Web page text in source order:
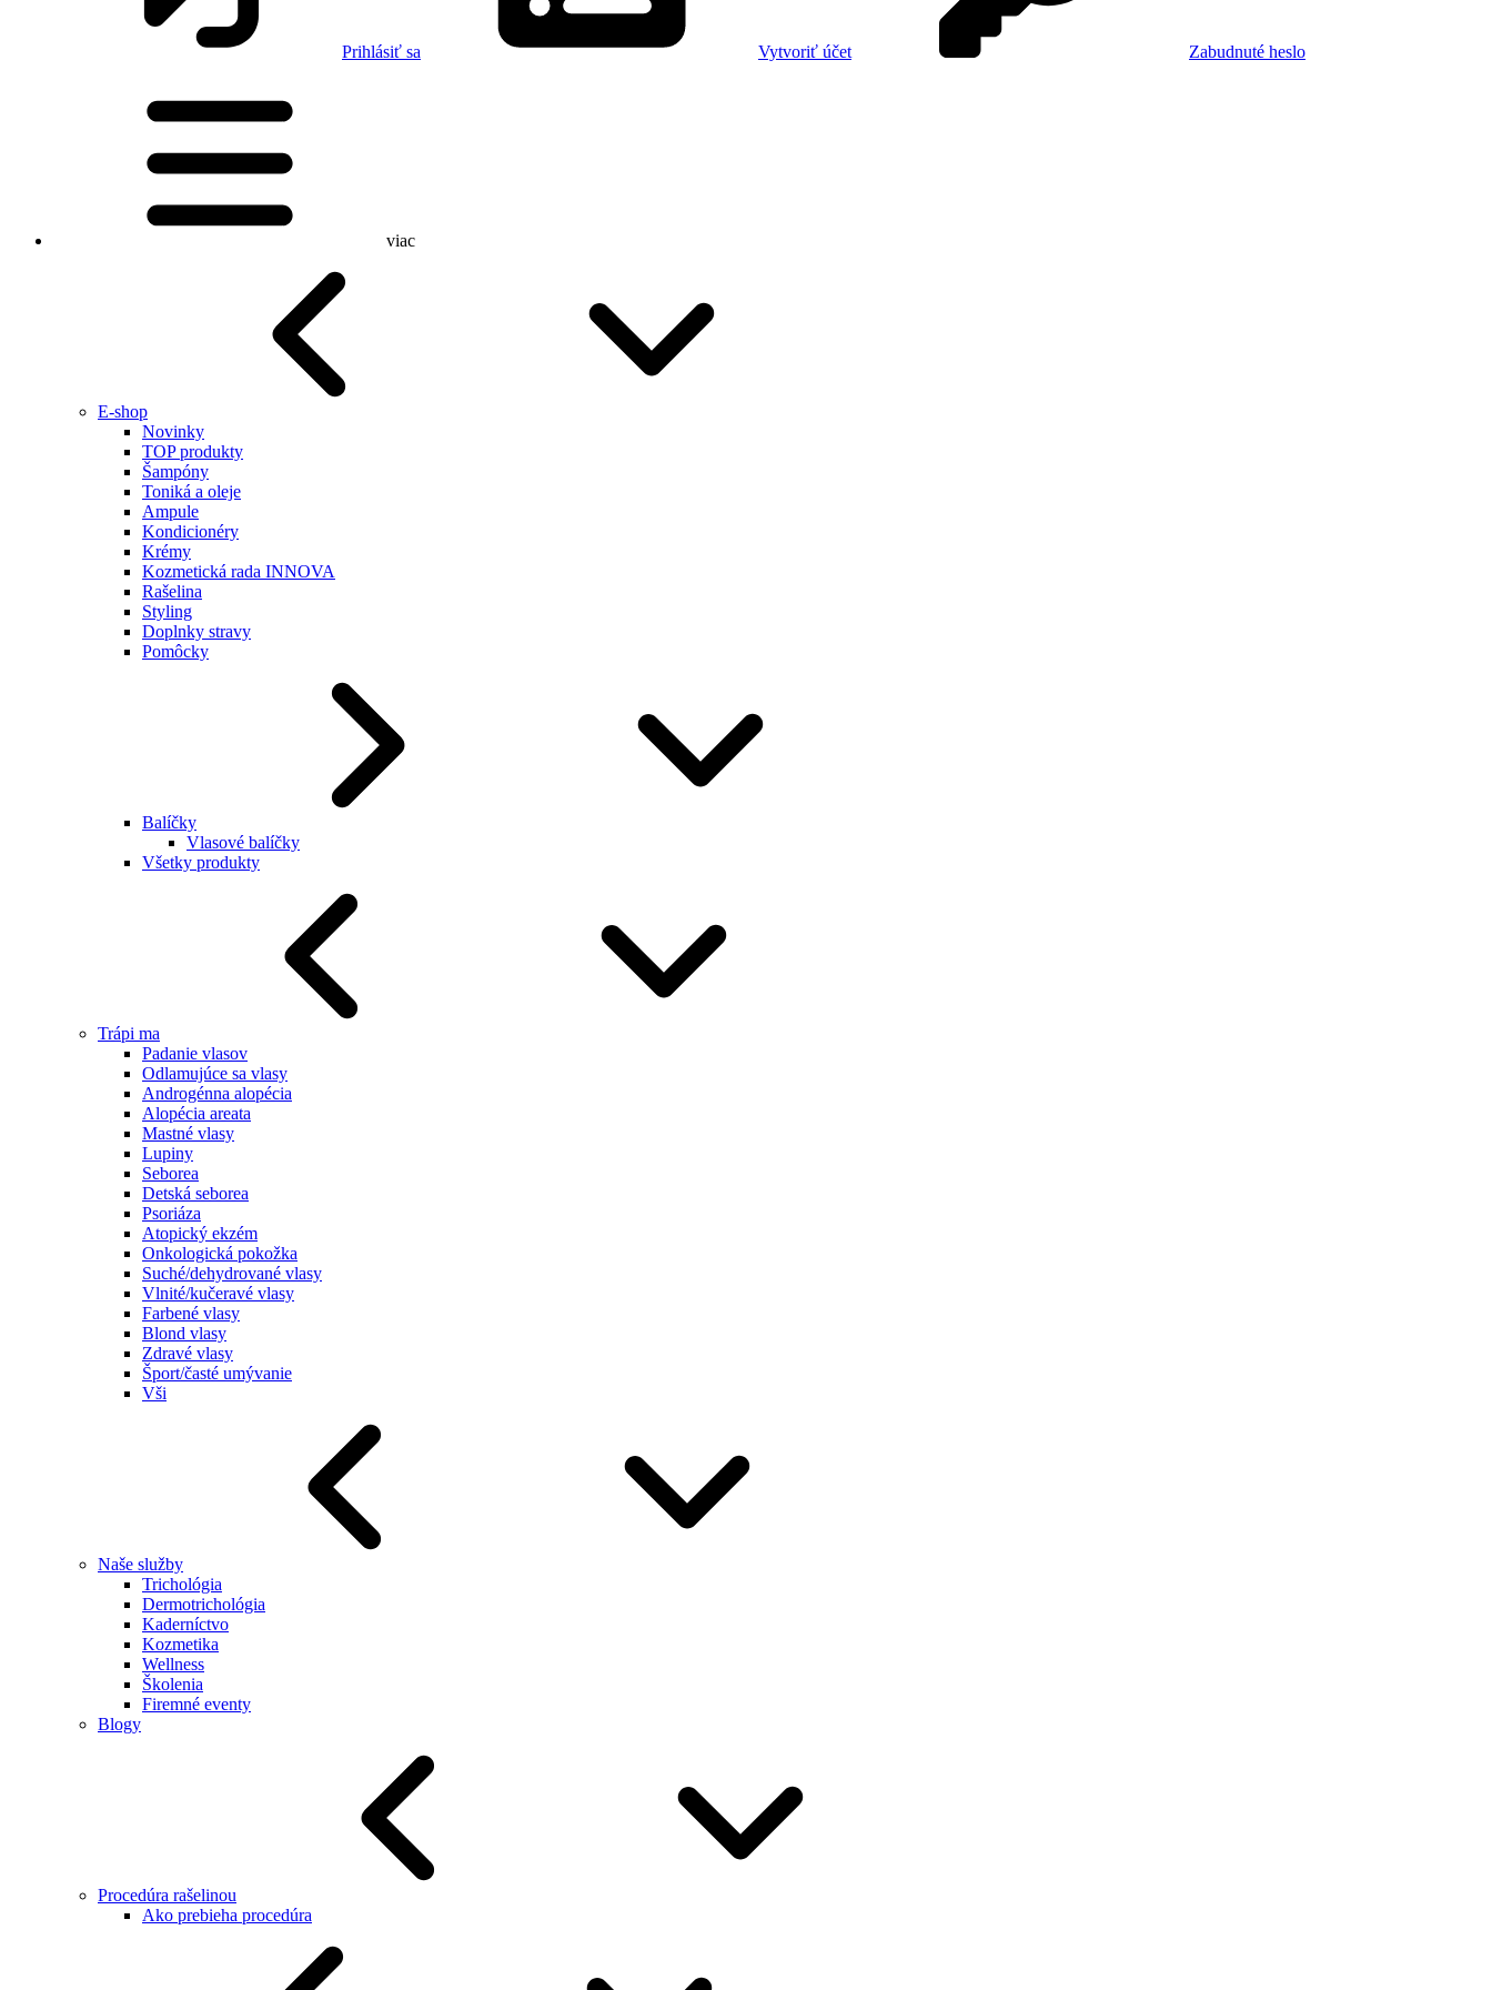
Prihlásiť sa Vytvoriť účet Zabudnuté heslo
viac
E-shop
Novinky
TOP produkty
Šampóny
Toniká a oleje
Ampule
Kondicionéry
Krémy
Kozmetická rada INNOVA
Rašelina
Styling
Doplnky stravy
Pomôcky
Balíčky
Vlasové balíčky
Všetky produkty
Trápi ma
Padanie vlasov
Odlamujúce sa vlasy
Androgénna alopécia
Alopécia areata
Mastné vlasy
Lupiny
Seborea
Detská seborea
Psoriáza
Atopický ekzém
Onkologická pokožka
Suché/dehydrované vlasy
Vlnité/kučeravé vlasy
Farbené vlasy
Blond vlasy
Zdravé vlasy
Šport/časté umývanie
Vši
Naše služby
Trichológia
Dermotrichológia
Kaderníctvo
Kozmetika
Wellness
Školenia
Firemné eventy
Blogy
Procedúra rašelinou
Ako prebieha procedúra